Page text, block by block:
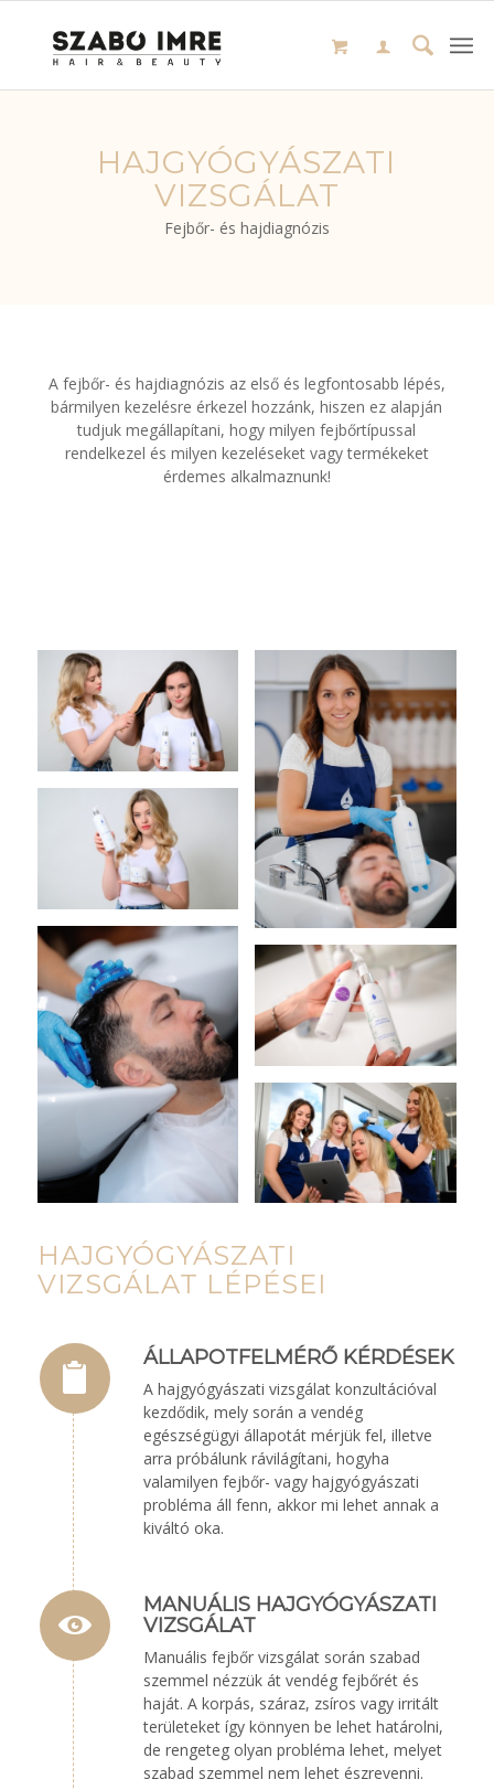
HAJGYÓGYÁSZATI
VIZSGÁLAT
Fejbőr- és hajdiagnózis
A fejbőr- és hajdiagnózis az első és legfontosabb lépés,
bármilyen kezelésre érkezel hozzánk, hiszen ez alapján
tudjuk megállapítani, hogy milyen fejbőrtípussal
rendelkezel és milyen kezeléseket vagy termékeket
érdemes alkalmaznunk!
HAJGYÓGYÁSZATI
VIZSGÁLAT LÉPÉSEI
ÁLLAPOTFELMÉRŐ KÉRDÉSEK
A hajgyógyászati vizsgálat konzultációval
kezdődik, mely során a vendég
egészségügyi állapotát mérjük fel, illetve
arra próbálunk rávilágítani, hogyha
valamilyen fejbőr- vagy hajgyógyászati
probléma áll fenn, akkor mi lehet annak a
kiváltó oka.
MANUÁLIS HAJGYÓGYÁSZATI
VIZSGÁLAT
Manuális fejbőr vizsgálat során szabad
szemmel nézzük át vendég fejbőrét és
haját. A korpás, száraz, zsíros vagy irritált
területeket így könnyen be lehet határolni,
de rengeteg olyan probléma lehet, melyet
szabad szemmel nem lehet észrevenni.